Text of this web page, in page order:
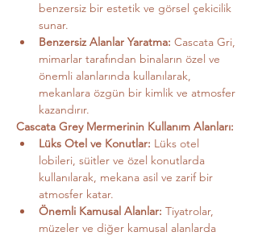
benzersiz bir estetik ve görsel çekicilik
sunar.
Benzersiz Alanlar Yaratma: Cascata Gri,
mimarlar tarafından binaların özel ve
önemli alanlarında kullanılarak,
mekanlara özgün bir kimlik ve atmosfer
kazandırır.
Cascata Grey Mermerinin Kullanım Alanları:
Lüks Otel ve Konutlar: Lüks otel
lobileri, süitler ve özel konutlarda
kullanılarak, mekana asil ve zarif bir
atmosfer katar.
Önemli Kamusal Alanlar: Tiyatrolar,
müzeler ve diğer kamusal alanlarda